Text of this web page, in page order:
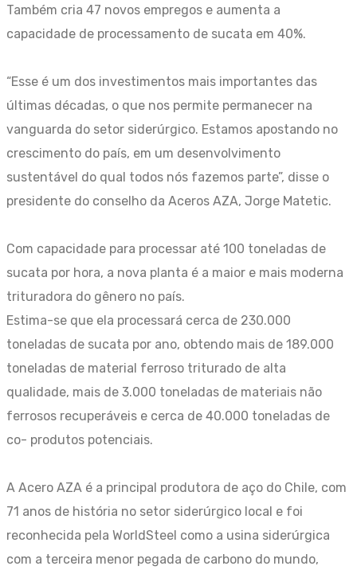
Também cria 47 novos empregos e aumenta a
capacidade de processamento de sucata em 40%.
“Esse é um dos investimentos mais importantes das
últimas décadas, o que nos permite permanecer na
vanguarda do setor siderúrgico. Estamos apostando no
crescimento do país, em um desenvolvimento
sustentável do qual todos nós fazemos parte”, disse o
presidente do conselho da Aceros AZA, Jorge Matetic.
Com capacidade para processar até 100 toneladas de
sucata por hora, a nova planta é a maior e mais moderna
trituradora do gênero no país.
Estima-se que ela processará cerca de 230.000
toneladas de sucata por ano, obtendo mais de 189.000
toneladas de material ferroso triturado de alta
qualidade, mais de 3.000 toneladas de materiais não
ferrosos recuperáveis e cerca de 40.000 toneladas de
co- produtos potenciais.
A Acero AZA é a principal produtora de aço do Chile, com
71 anos de história no setor siderúrgico local e foi
reconhecida pela WorldSteel como a usina siderúrgica
com a terceira menor pegada de carbono do mundo,